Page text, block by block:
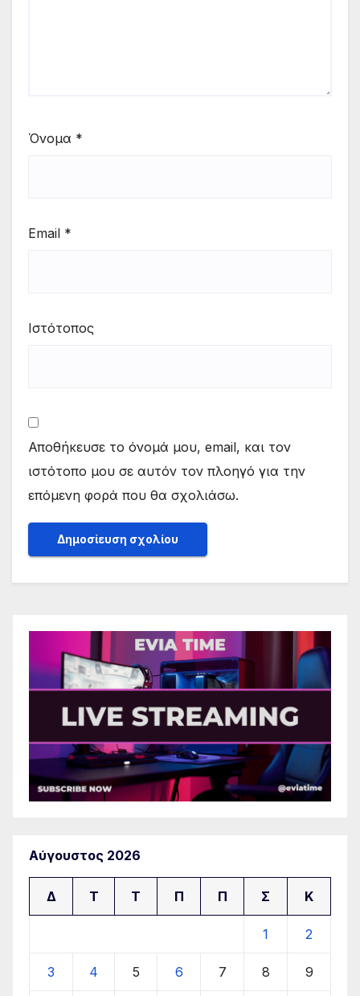
Όνομα *
Email *
Ιστότοπος
Αποθήκευσε το όνομά μου, email, και τον
ιστότοπο μου σε αυτόν τον πλοηγό για την
επόμενη φορά που θα σχολιάσω.
Αύγουστος 2026
Δ Τ Τ Π Π Σ Κ
1 2
3 4 5 6 7 8 9